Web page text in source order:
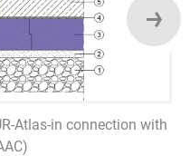
Atlas-in connection with